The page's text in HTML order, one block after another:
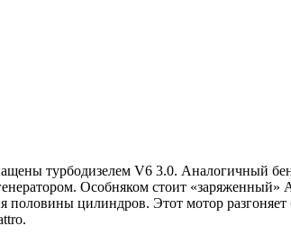
турбодизелем V6 3.0. Аналогичный
Особняком стоит «заряженный»
цилиндров. Этот мотор